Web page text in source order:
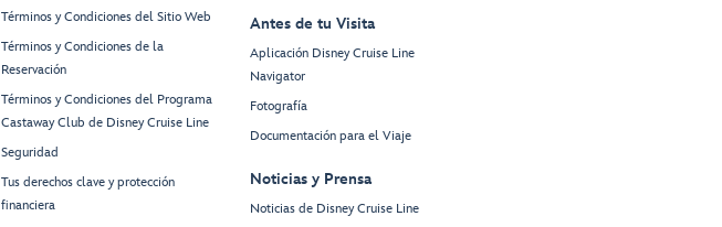
Términos y Condiciones del Sitio Web
Términos y Condiciones de la
Reservación
Términos y Condiciones del Programa
Castaway Club de Disney Cruise Line
Seguridad
Tus derechos clave y protección
financiera
Antes de tu Visita
Aplicación Disney Cruise Line
Navigator
Fotografía
Documentación para el Viaje
Noticias y Prensa
Noticias de Disney Cruise Line